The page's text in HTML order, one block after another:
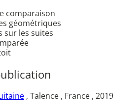
comparaison
géométriques
sur les suites
, Talence , France , 2019